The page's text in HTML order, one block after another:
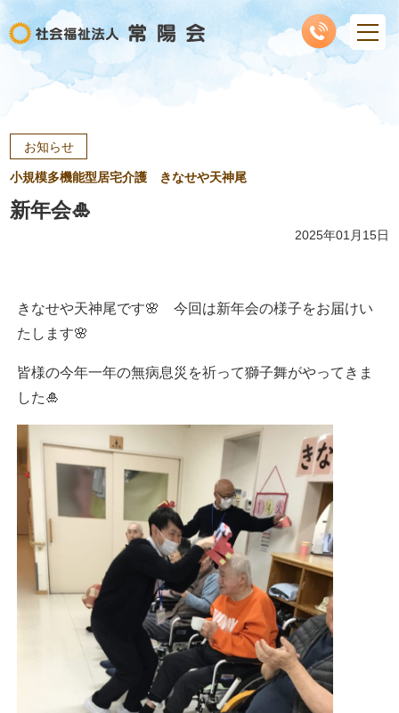
お知らせ
小規模多機能型居宅介護 きなせや天神尾
新年会🎍
2025年01月15日
きなせや天神尾です🌸 今回は新年会の様子をお届けい
たします🌸
皆様の今年一年の無病息災を祈って獅子舞がやってきま
した🎍